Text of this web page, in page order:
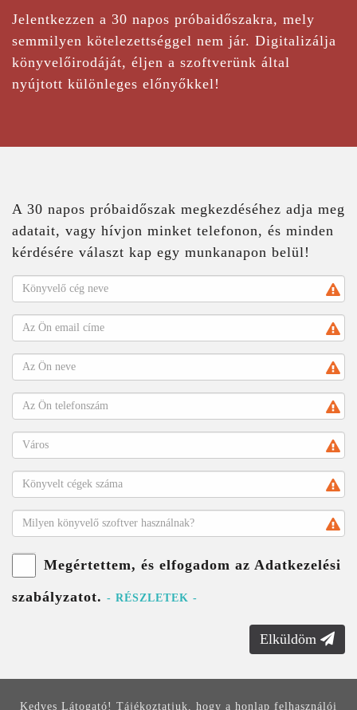
Jelentkezzen a 30 napos próbaidőszakra, mely
semmilyen kötelezettséggel nem jár. Digitalizálja
könyvelőirodáját, éljen a szoftverünk által
nyújtott különleges előnyőkkel!
A 30 napos próbaidőszak megkezdéséhez adja meg
adatait, vagy hívjon minket telefonon, és minden
kérdésére választ kap egy munkanapon belül!
Megértettem, és elfogadom az Adatkezelési
szabályzatot. - RÉSZLETEK -
Elküldöm
Kedves Látogató! Tájékoztatjuk, hogy a honlap felhasználói